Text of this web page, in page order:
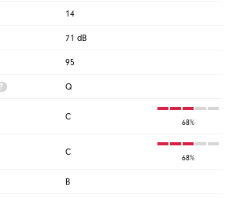
14
71 dB
95
Q
C
68%
C
68%
B